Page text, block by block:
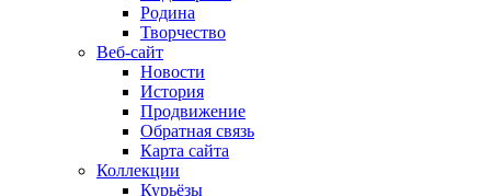
Родина
Творчество
Веб-сайт
Новости
История
Продвижение
Обратная связь
Карта сайта
Коллекции
Курьёзы